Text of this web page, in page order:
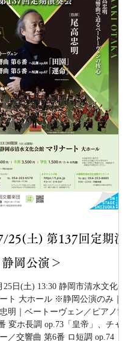
25(土) 第137回定期演
岡公演＞
25日(土) 13:30 静岡市清水文化会
ト 大ホール ※静岡公演のみ｜指
明｜ベートーヴェン／ピアノ協
変ホ長調 op.73「皇帝」、チャイ
／交響曲 第6番 ロ短調 op.74「悲